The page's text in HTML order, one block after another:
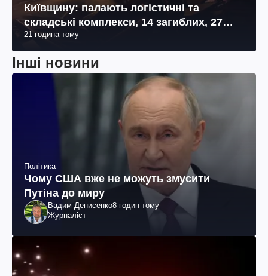
Київщину: палають логістичні та
складські комплекси, 14 загиблих, 27
поранених (фото, відео)
21 година тому
Інші новини
Політика
Чому США вже не можуть змусити
Путіна до миру
Вадим Денисенко8 годин тому
Журналіст